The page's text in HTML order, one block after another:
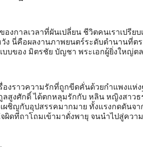
องกาลเวลาที่ผันเปลี่ยน ชีวิตคนเราเปรี
ง นี่คือผลงานภาพยนตร์ระดับตำนานที่ต
บของ มิตรชัย บัญชา พระเอกผู้ยิ่งใหญ่ต
องราวความรักที่ถูกขีดคั่นด้วยกำแพงแห่
ลสูงศักดิ์ ได้ตกหลุมรักกับ หลิน หญิงสาว
ผชิญกับอุปสรรคมากมาย ทั้งแรงกดดันจ
ผิดที่ถาโถมเข้ามาดั่งพายุ จนนำไปสู่ควา